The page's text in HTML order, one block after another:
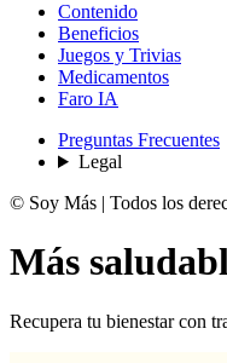
Contenido
Beneficios
Juegos y Trivias
Medicamentos
Faro IA
Preguntas Frecuentes
Legal
© Soy Más | Todos los
Más
Recupera tu bienestar con